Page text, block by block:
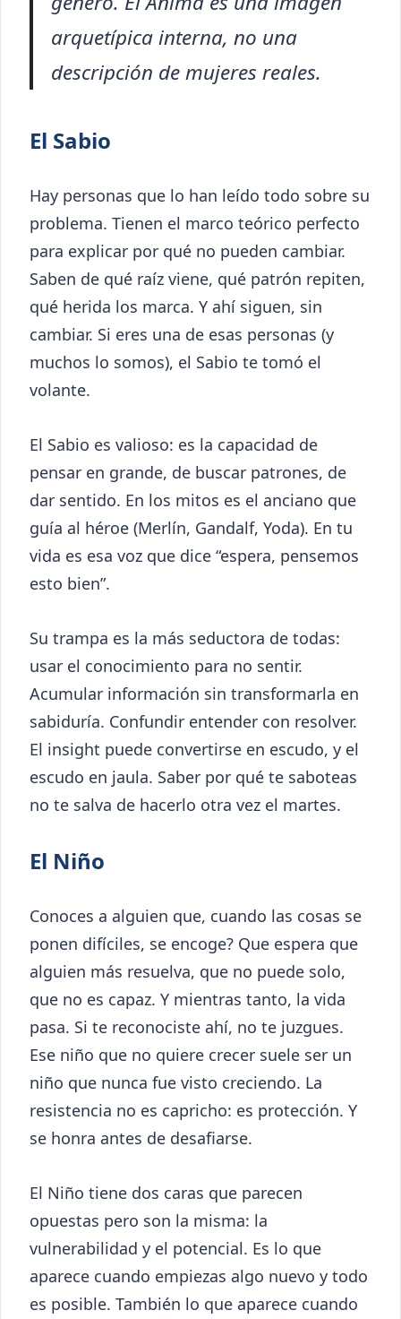
arquetípica interna, no una
descripción de mujeres reales.
El Sabio
Hay personas que lo han leído todo sobre su
problema. Tienen el marco teórico perfecto
para explicar por qué no pueden cambiar.
Saben de qué raíz viene, qué patrón repiten,
qué herida los marca. Y ahí siguen, sin
cambiar. Si eres una de esas personas (y
muchos lo somos), el Sabio te tomó el
volante.
El Sabio es valioso: es la capacidad de
pensar en grande, de buscar patrones, de
dar sentido. En los mitos es el anciano que
guía al héroe (Merlín, Gandalf, Yoda). En tu
vida es esa voz que dice “espera, pensemos
esto bien”.
Su trampa es la más seductora de todas:
usar el conocimiento para no sentir.
Acumular información sin transformarla en
sabiduría. Confundir entender con resolver.
El insight puede convertirse en escudo, y el
escudo en jaula. Saber por qué te saboteas
no te salva de hacerlo otra vez el martes.
El Niño
Conoces a alguien que, cuando las cosas se
ponen difíciles, se encoge? Que espera que
alguien más resuelva, que no puede solo,
que no es capaz. Y mientras tanto, la vida
pasa. Si te reconociste ahí, no te juzgues.
Ese niño que no quiere crecer suele ser un
niño que nunca fue visto creciendo. La
resistencia no es capricho: es protección. Y
se honra antes de desafiarse.
El Niño tiene dos caras que parecen
opuestas pero son la misma: la
vulnerabilidad y el potencial. Es lo que
aparece cuando empiezas algo nuevo y todo
es posible. También lo que aparece cuando